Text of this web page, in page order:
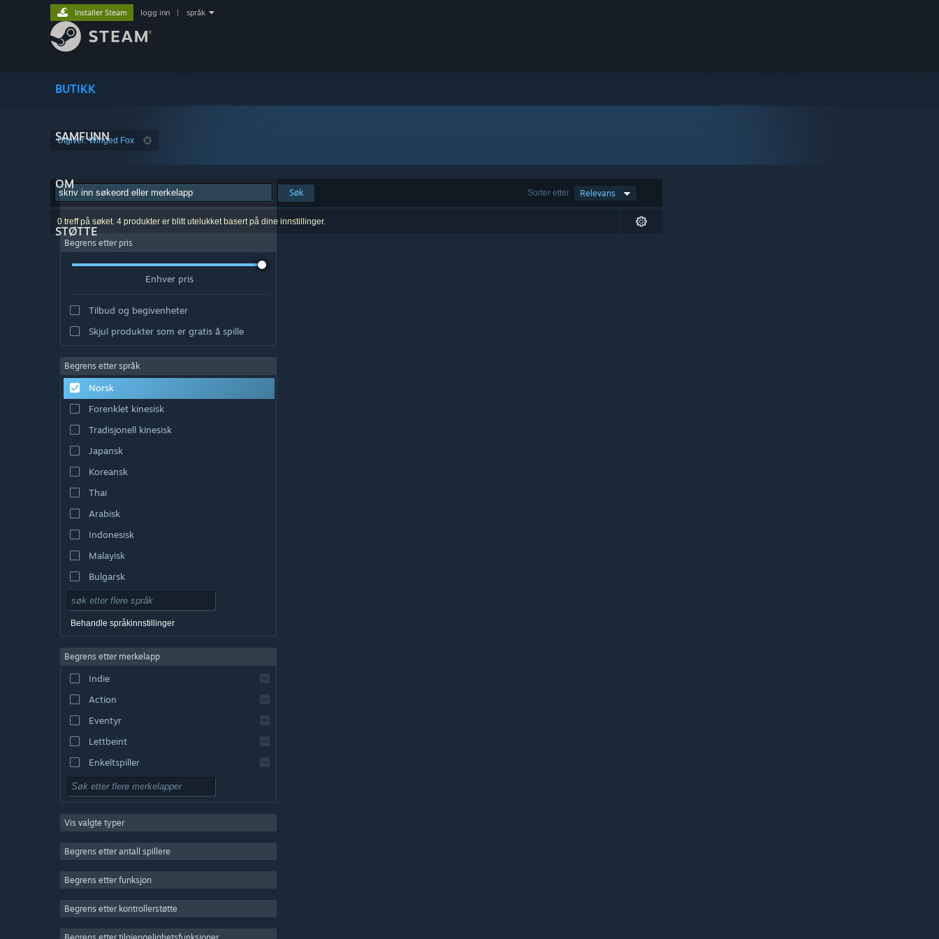
BUTIKK
SAMFUNN
OM
STØTTE
Installer Steam logg inn språk
Utgiver: Winged Fox
Sorter etter Relevans
Søk
0 treff på søket. 4 produkter er blitt utelukket basert på dine innstillinger.
Begrens etter pris
Enhver pris
Tilbud og begivenheter
Skjul produkter som er gratis å spille
Begrens etter språk
Norsk
Forenklet kinesisk
Tradisjonell kinesisk
Japansk
Koreansk
Thai
Arabisk
Indonesisk
Malayisk
Bulgarsk
Tsjekkisk
Dansk
Engelsk
Spansk – Spania
Spansk – Latin-Amerika
Behandle språkinnstillinger
Begrens etter merkelapp
Indie
Action
Eventyr
Lettbeint
Enkeltspiller
Simulering
Strategi
Gratis å spille
Vis valgte typer
Begrens etter antall spillere
Begrens etter funksjon
Begrens etter kontrollerstøtte